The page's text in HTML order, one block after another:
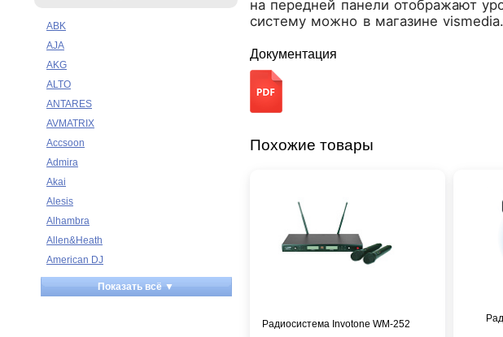
ABK
AJA
AKG
ALTO
ANTARES
AVMATRIX
Accsoon
Admira
Akai
Alesis
Alhambra
Allen&Heath
American DJ
Ampeg
Apart
Показать всё ▼
на передней панели отображают
систему можно в магазине
Документация
Похожие товары
Радиосистема Invotone WM-252